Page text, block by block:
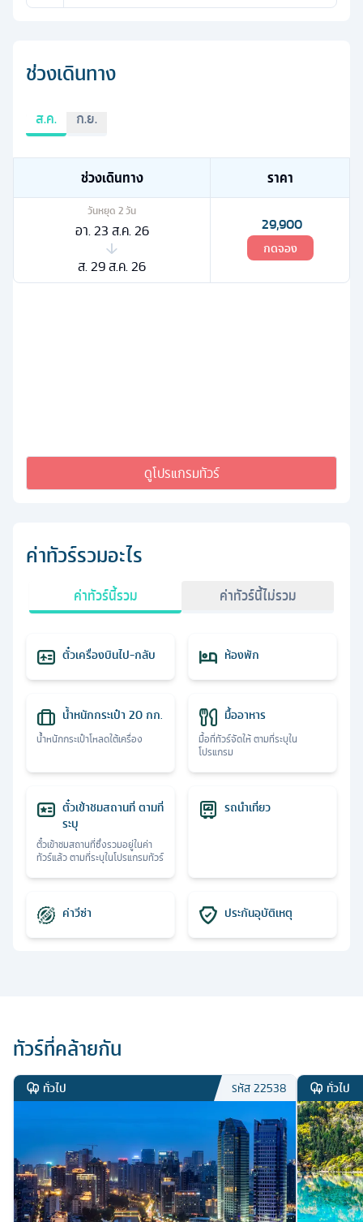
ช่วงเดินทาง
ส.ค. ก.ย.
ช่วงเดินทาง ราคา
วันหยุด 2วัน
อา. 23 ส.ค. 26
ส. 29 ส.ค. 26
29,900
กดจอง
ดูโปรแกรมทัวร์
ค่าทัวร์รวมอะไร
ค่าทัวร์นี้รวม ค่าทัวร์นี้ไม่รวม
ตั๋วเครื่องบินไป-กลับ ห้องพัก
น้ำหนักกระเป๋า 20 กก.
น้ำหนักกระเป๋าโหลดใต้เครื่อง
มื้ออาหาร
มื้อที่ทัวร์จัดให้ ตามที่ระบุใน
โปรแกรม
ตั๋วเข้าชมสถานที่ ตามที่
ระบุ
ตั๋วเข้าชมสถานที่ซึ่งรวมอยู่ในค่า
ทัวร์แล้ว ตามที่ระบุในโปรแกรมทัวร์
รถนำเที่ยว
ค่าวีซ่า ประกันอุบัติเหตุ
ทัวร์ที่คล้ายกัน
ทั่วไป รหัส22538 ทั่วไป